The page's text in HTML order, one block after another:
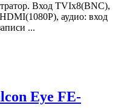
Вход TVIx8(BNC),
аудио: вход
...
Eye FE-